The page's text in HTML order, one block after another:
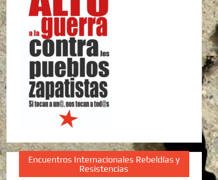
Encuentros Internacionales Rebeldías y
Resistencias